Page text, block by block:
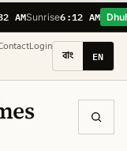
AMSunrise6:12 AM
Login
বাং EN